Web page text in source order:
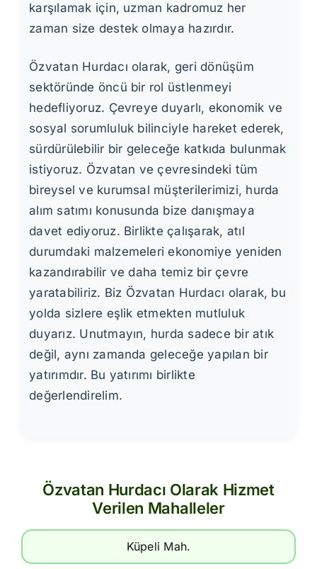
karşılamak için, uzman kadromuz her
zaman size destek olmaya hazırdır.
Özvatan Hurdacı olarak, geri dönüşüm
sektöründe öncü bir rol üstlenmeyi
hedefliyoruz. Çevreye duyarlı, ekonomik ve
sosyal sorumluluk bilinciyle hareket ederek,
sürdürülebilir bir geleceğe katkıda bulunmak
istiyoruz. Özvatan ve çevresindeki tüm
bireysel ve kurumsal müşterilerimizi, hurda
alım satımı konusunda bize danışmaya
davet ediyoruz. Birlikte çalışarak, atıl
durumdaki malzemeleri ekonomiye yeniden
kazandırabilir ve daha temiz bir çevre
yaratabiliriz. Biz Özvatan Hurdacı olarak, bu
yolda sizlere eşlik etmekten mutluluk
duyarız. Unutmayın, hurda sadece bir atık
değil, aynı zamanda geleceğe yapılan bir
yatırımdır. Bu yatırımı birlikte
değerlendirelim.
Özvatan Hurdacı Olarak Hizmet
Verilen Mahalleler
Küpeli Mah.